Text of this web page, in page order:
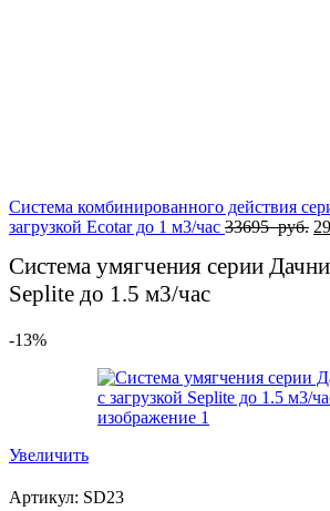
Система комбинированного действия
загрузкой Ecotar до 1 м3/час 33695руб.
Система умягчения серии
Seplite до 1.5 м3/час
-13%
Увеличить
Артикул: SD23